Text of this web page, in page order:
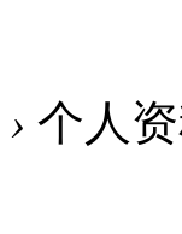
› 个人